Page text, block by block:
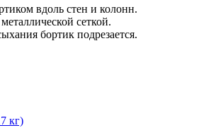
вдоль стен и колонн.
сеткой.
бортик подрезается.
кг)